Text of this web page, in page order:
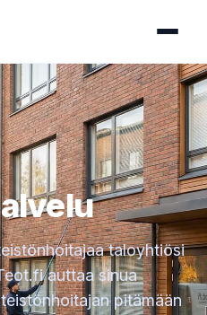
taloyhtiösi
auttaa sinua
pitämään